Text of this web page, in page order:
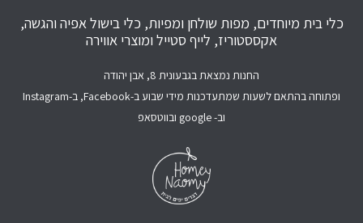
כלי בית מיוחדים, מפות שולחן ומפיות, כלי בישול אפיה והגשה,
אקססטוריז, לייף סטייל ומוצרי אווירה
החנות נמצאת בגבעונית 8, אבן יהודה
ופתוחה בהתאם לשעות שמתעדכנות מידי שבוע ב-Facebook, ב-Instagram
וב- google ובווטסאפ